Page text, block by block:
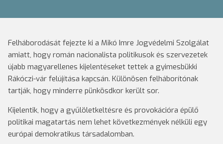
Felháborodását fejezte ki a Mikó Imre Jogvédelmi Szolgálat
amiatt, hogy román nacionalista politikusok és szervezetek
újabb magyarellenes kijelentéseket tettek a gyimesbükki
Rákóczi-vár felújítása kapcsán. Különösen felháborítónak
tartják, hogy minderre pünkösdkor került sor.
Kijelentik, hogy a gyűlöletkeltésre és provokációra épülő
politikai magatartás nem lehet következmények nélküli egy
európai demokratikus társadalomban.